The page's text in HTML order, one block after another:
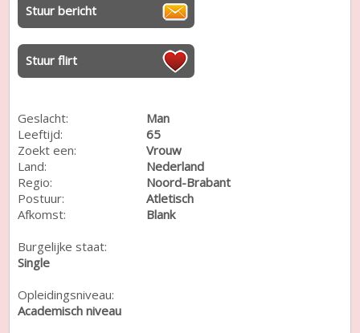
Stuur bericht
Stuur flirt
Geslacht:
Man
Leeftijd:
65
Zoekt een:
Vrouw
Land:
Nederland
Regio:
Noord-Brabant
Postuur:
Atletisch
Afkomst:
Blank
Burgelijke staat:
Single
Opleidingsniveau:
Academisch niveau